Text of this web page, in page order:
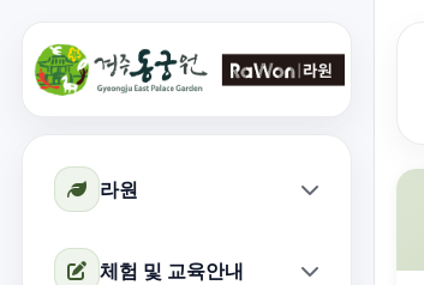
라원
체험 및 교육안내